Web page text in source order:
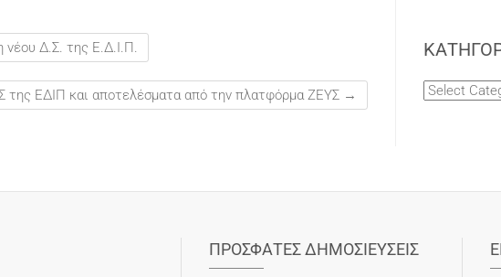
νέου Δ.Σ. της Ε.Δ.Ι.Π.
της ΕΔΙΠ και αποτελέσματα από την πλατφόρμα ΖΕΥΣ → Κατηγορίες
ΠΡΟΣΦΑΤΕΣ ΔΗΜΟΣΙΕΥΣΕΙΣ